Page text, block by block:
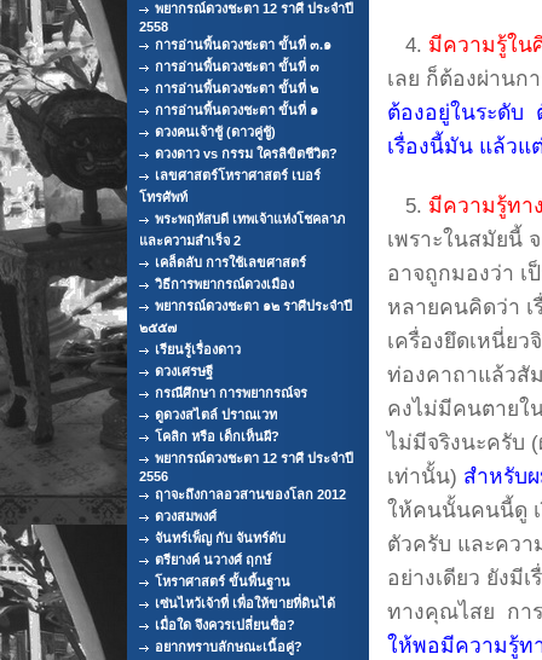
พยากรณ์ดวงชะตา 12 ราศี ประจำปี
2558
การอ่านพื้นดวงชะตา ขั้นที่ ๓.๑
การอ่านพื้นดวงชะตา ขั้นที่ ๓
การอ่านพื้นดวงชะตา ขั้นที่ ๒
การอ่านพื้นดวงชะตา ขั้นที่ ๑
ดวงคนเจ้าชู้ (ดาวคู่ชู้)
ดวงดาว vs กรรม ใครลิขิตชีวิต?
เลขศาสตร์โหราศาสตร์ เบอร์
โทรศัพท์
พระพฤหัสบดี เทพเจ้าแห่งโชคลาภ
และความสำเร็จ 2
เคล็ดลับ การใช้เลขศาสตร์
วิธีการพยากรณ์ดวงเมือง
พยากรณ์ดวงชะตา ๑๒ ราศีประจำปี
๒๕๕๗
เรียนรู้เรื่องดาว
ดวงเศรษฐี
กรณีศึกษา การพยากรณ์จร
ดูดวงสไตล์ ปราณเวท
โคลิก หรือ เด็กเห็นผี?
พยากรณ์ดวงชะตา 12 ราศี ประจำปี
2556
ฤาจะถึงกาลอวสานของโลก 2012
ดวงสมพงศ์
จันทร์เพ็ญ กับ จันทร์ดับ
ตรียางค์ นวางศ์ ฤกษ์
โหราศาสตร์ ขั้นพื้นฐาน
เซ่นไหว้เจ้าที่ เพื่อให้ขายที่ดินได้
เมื่อใด จึงควรเปลี่ยนชื่อ?
อยากทราบลักษณะเนื้อคู่?
4. มีความรู้ใน
เลย ก็ต้องผ่านก
ต้องอยู่ในระดับ
เรื่องนี้มัน แล้ว
5. มีความรู้ทา
เพราะในสมัยนี้
อาจถูกมองว่า เ
หลายคนคิดว่า เ
เครื่องยึดเหนี่ย
ท่องคาถาแล้วสั
คงไม่มีคนตายใ
ไม่มีจริงนะครับ
เท่านั้น) สำหรับ
ให้คนนั้นคนนี้ดู เ
ตัวครับ และควา
อย่างเดียว ยังมี
ทางคุณไสย กา
ให้พอมีความรู้ท